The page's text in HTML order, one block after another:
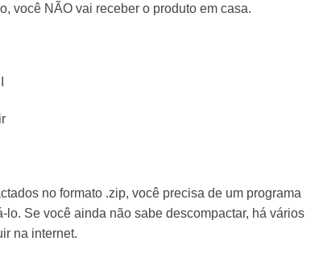
você NÃO vai receber o produto em casa.
no formato .zip, você precisa de um programa
lo. Se você ainda não sabe descompactar, há vários
na internet.